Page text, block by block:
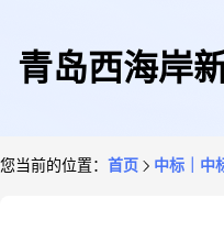
青岛西海岸
您当前的位置： 首页 中标｜中